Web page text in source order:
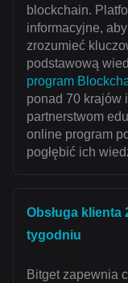
blockchain.
informacyjne,
zrozumieć
podstawową
program
ponad 70 krajów
partnerstwom
online program
pogłębić ich
Obsługa klienta
tygodniu
Bitget zapewnia